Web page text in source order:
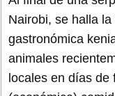
Nairobi, se halla
gastronómica
animales
locales en días